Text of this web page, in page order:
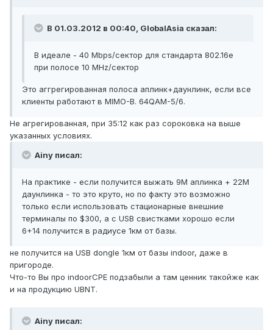
В 01.03.2012 в 00:40, GlobalAsia сказал:
В идеале - 40 Mbps/сектор для стандарта 802.16е
при полосе 10 MHz/сектор
Это аггрегированная полоса аплинк+даунлинк, если все
клиенты работают в MIMO-B. 64QAM-5/6.
Не агрегированная, при 35:12 как раз сороковка на выше
указанных условиях.
Ainy писал:
На практике - если получится выжать 9М аплинка + 22М
даунлинка - то это круто, но по факту это возможно
только если использовать стационарные внешние
терминалы по $300, а с USB свистками хорошо если
6+14 получится в радиусе 1км от базы.
не получится на USB dongle 1км от базы indoor, даже в
пригороде.
Что-то Вы про indoorCPE подзабыли а там ценник такойже как
и на продукцию UBNT.
Ainy писал: